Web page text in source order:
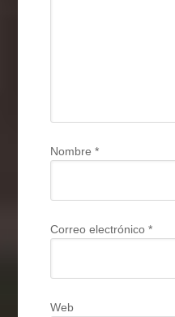
Nombre*
Correo electrónico*
Web